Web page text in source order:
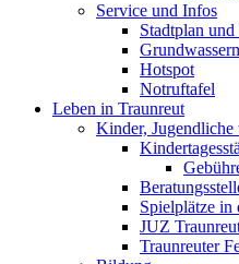
Service und Infos
Stadtplan
Hotspot
Notruftafel
Leben in Traunreut
Kinder, Jugendliche
Spielplätze in
JUZ
Traunreuter